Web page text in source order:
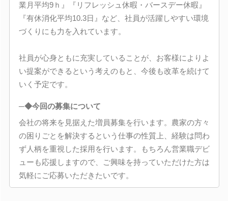
業月平均9ｈ』『リフレッシュ休暇・バースデー休暇』
『有休消化平均10.3日』など、社員が活躍しやすい環境
づくりにも力を入れています。
社員が心身ともに充実していることが、お客様によりよ
い提案ができるという考えのもと、今後も改革を続けて
いく予定です。
─◆今回の募集について
会社の将来を見据えた増員募集を行います。農家の方々
の困りごとを解決するという仕事の性質上、経験は問わ
ず人柄を重視した採用を行います。もちろん営業職デビ
ューも応援しますので、ご興味を持っていただけた方は
気軽にご応募いただきたいです。